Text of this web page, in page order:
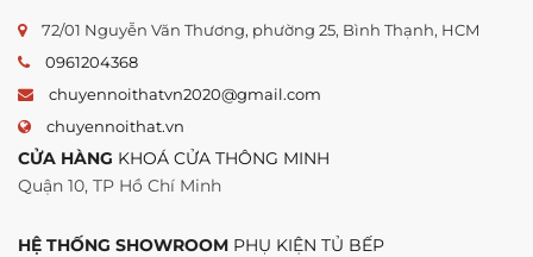
72/01 Nguyễn Văn Thương, phường 25, Bình Thạnh, HCM
0961204368
chuyennoithatvn2020@gmail.com
chuyennoithat.vn
CỬA HÀNG KHOÁ CỬA THÔNG MINH
Quận 10, TP Hồ Chí Minh
HỆ THỐNG SHOWROOM PHỤ KIỆN TỦ BẾP